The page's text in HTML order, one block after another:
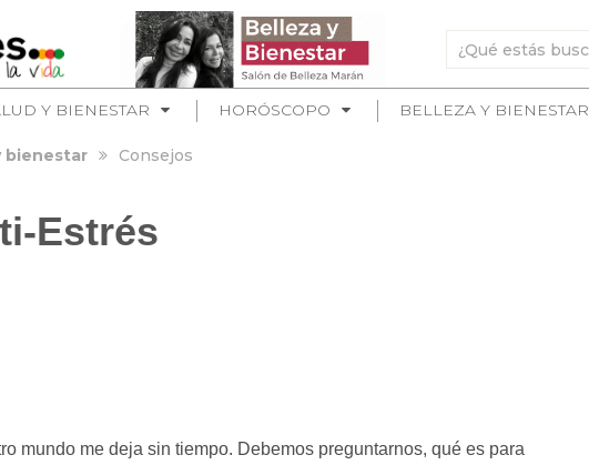
Y BIENESTAR HORÓSCOPO BELLEZA Y BIENESTAR
bienestar Consejos
Estrés
mundo me deja sin tiempo. Debemos preguntarnos, qué es para